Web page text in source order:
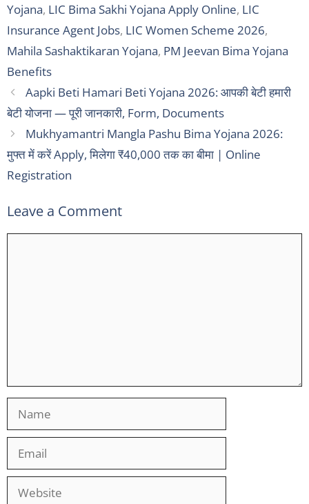
Yojana, LIC Bima Sakhi Yojana Apply Online, LIC
Insurance Agent Jobs, LIC Women Scheme 2026,
Mahila Sashaktikaran Yojana, PM Jeevan Bima Yojana
Benefits
Aapki Beti Hamari Beti Yojana 2026: आपकी बेटी हमारी
बेटी योजना — पूरी जानकारी, Form, Documents
Mukhyamantri Mangla Pashu Bima Yojana 2026:
मुफ्त में करें Apply, मिलेगा ₹40,000 तक का बीमा | Online
Registration
Leave a Comment
Website